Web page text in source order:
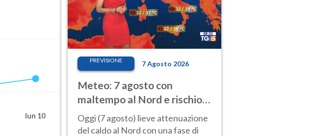
lun 10
PREVISIONE 7 Agosto 2026
Meteo: 7 agosto con
maltempo al Nord e rischio
nubifragi. Altrove caldo
estremo
Oggi (7 agosto) lieve attenuazione
del caldo al Nord con una fase di